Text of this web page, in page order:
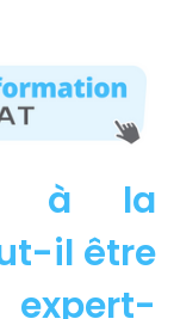
à la
il être